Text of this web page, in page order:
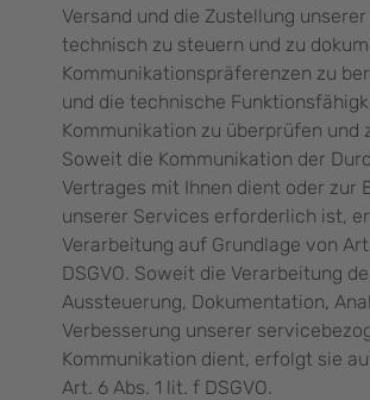
Versand und die Zustellung
technisch zu steuern und zu
Kommunikationspräferenzen zu
und die technische
Kommunikation zu überprüfen und
Soweit die Kommunikation der
Vertrages mit Ihnen dient oder zur
unserer Services erforderlich ist,
Verarbeitung auf Grundlage von
DSGVO. Soweit die Verarbeitung
Aussteuerung, Dokumentation,
Verbesserung unserer
Kommunikation dient, erfolgt sie
Art. 6 Abs. 1 lit. f DSGVO.